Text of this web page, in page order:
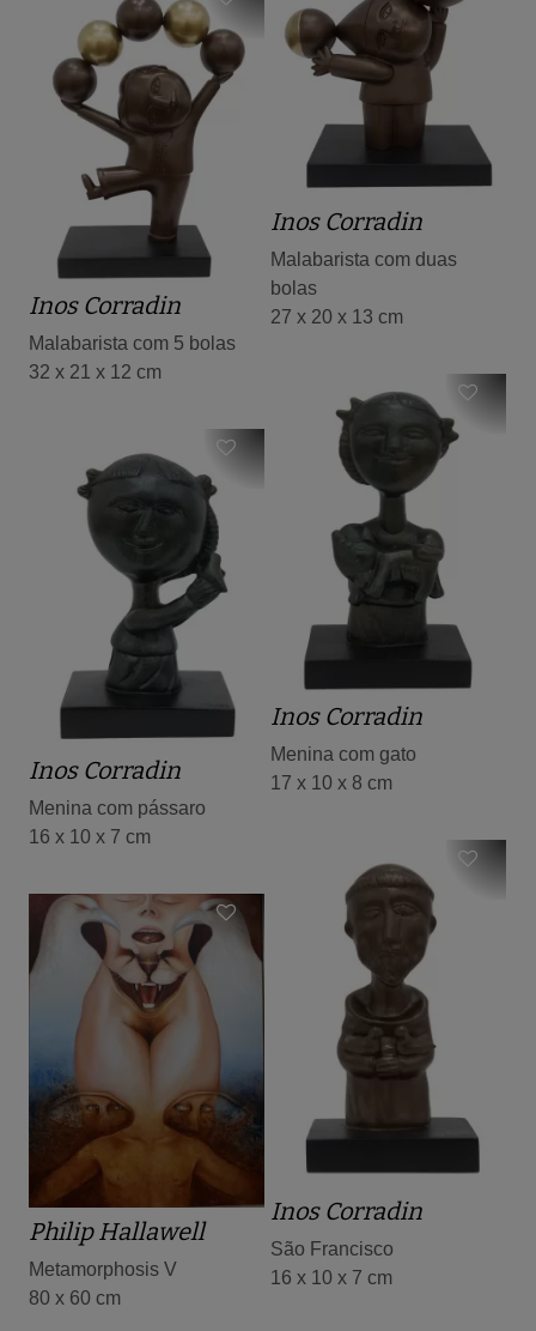
Inos Corradin
Malabarista com duas
bolas
27 x 20 x 13 cm
Inos Corradin
Malabarista com 5 bolas
32 x 21 x 12 cm
Inos Corradin
Menina com gato
17 x 10 x 8 cm
Inos Corradin
Menina com pássaro
16 x 10 x 7 cm
Inos Corradin
São Francisco
16 x 10 x 7 cm
Philip Hallawell
Metamorphosis V
80 x 60 cm